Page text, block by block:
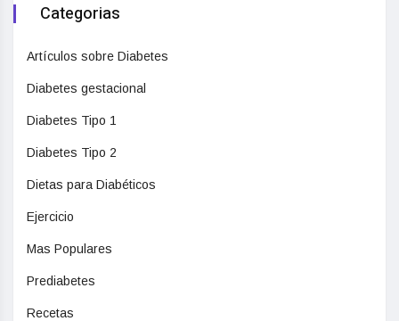
Categorias
Artículos sobre Diabetes
Diabetes gestacional
Diabetes Tipo 1
Diabetes Tipo 2
Dietas para Diabéticos
Ejercicio
Mas Populares
Prediabetes
Recetas